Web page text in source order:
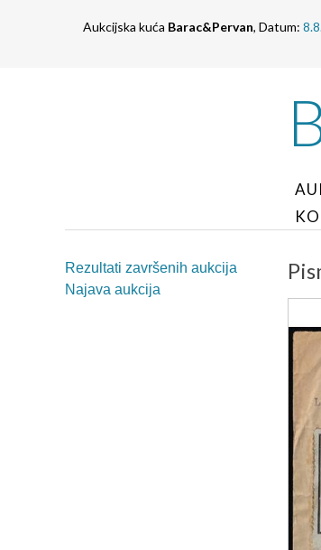
Aukcijska kuća Barac&Pervan, Datum:
Rezultati završenih aukcija
Najava aukcija